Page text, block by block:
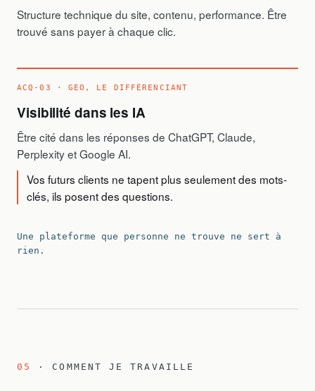
Structure technique du site, contenu, performance. Être
trouvé sans payer à chaque clic.
ACQ-03 · GEO, LE DIFFÉRENCIANT
Visibilité dans les IA
Être cité dans les réponses de ChatGPT, Claude,
Perplexity et Google AI.
Vos futurs clients ne tapent plus seulement des mots-
clés, ils posent des questions.
Une plateforme que personne ne trouve ne sert à
rien.
05 · COMMENT JE TRAVAILLE